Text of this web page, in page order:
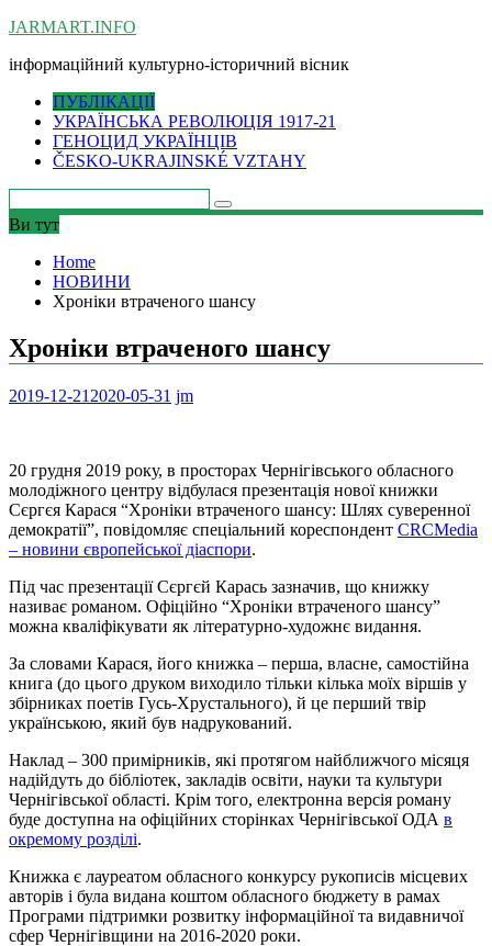
Skip
content
JARMART.INFO
інформаційний культурно-історичний вісник
ПУБЛІКАЦІЇ
УКРАЇНСЬКА РЕВОЛЮЦІЯ 1917-21
ГЕНОЦИД УКРАЇНЦІВ
ČESKO-UKRAJINSKÉ VZTAHY
Ви тут
Home
НОВИНИ
Хроніки втраченого шансу
Хроніки втраченого шансу
2019-12-21 2020-05-31 jm
20 грудня 2019 року, в просторах Чернігівського обласного
молодіжного центру відбулася презентація нової книжки
Сєргєя Карася “Хроніки втраченого шансу: Шлях суверенної
демократії”, повідомляє спеціальний кореспондент CRCMedia
‒ новини європейської діаспори.
Під час презентації Сєргєй Карась зазначив, що книжку
називає романом. Офіційно “Хроніки втраченого шансу”
можна кваліфікувати як літературно-художнє видання.
За словами Карася, його книжка ‒ перша, власне, самостійна
книга (до цього друком виходило тільки кілька моїх віршів у
збірниках поетів Гусь-Хрустального), й це перший твір
українською, який був надрукований.
Наклад ‒ 300 примірників, які протягом найближчого місяця
надійдуть до бібліотек, закладів освіти, науки та культури
Чернігівської області. Крім того, електронна версія роману
буде доступна на офіційних сторінках Чернігівської ОДА в
окремому розділі.
Книжка є лауреатом обласного конкурсу рукописів місцевих
авторів і була видана коштом обласного бюджету в рамах
Програми підтримки розвитку інформаційної та видавничої
сфер Чернігівщини на 2016-2020 роки.